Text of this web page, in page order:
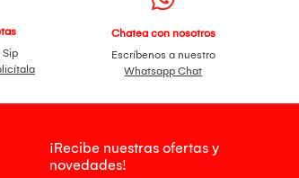
Sip
Chatea con nosotros
Escríbenos a nuestro
Whatsapp Chat
¡Recibe nuestras ofertas y
novedades!